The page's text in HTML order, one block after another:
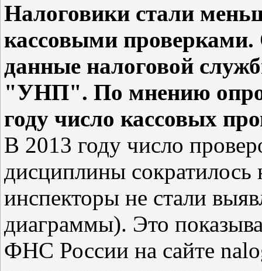
Налоговики стали
кассовыми проверками.
данные налоговой
"УНП". По мнению
году число кассовых
В 2013 году число
дисциплины сократилось
инспекторы не стали
диаграммы). Это
ФНС России на сайте